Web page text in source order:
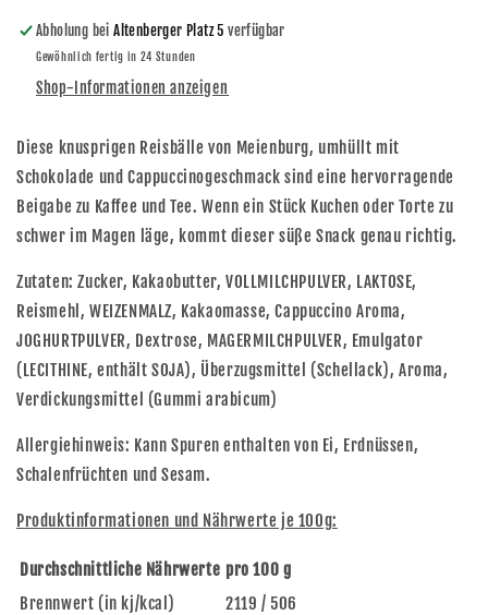
je
125g
je
125g
Abholung beiAltenberger Platz 5 verfügbar
Gewöhnlich fertig in 24 Stunden
Shop-Informationen anzeigen
Diese knusprigen Reisbälle von Meienburg, umhüllt mit
Schokolade und Cappuccinogeschmack sind eine hervorragende
Beigabe zu Kaffee und Tee. Wenn ein Stück Kuchen oder Torte zu
schwer im Magen läge, kommt dieser süße Snack genau richtig.
Zutaten: Zucker, Kakaobutter, VOLLMILCHPULVER, LAKTOSE,
Reismehl, WEIZENMALZ, Kakaomasse, Cappuccino Aroma,
JOGHURTPULVER, Dextrose, MAGERMILCHPULVER, Emulgator
(LECITHINE, enthält SOJA), Überzugsmittel (Schellack), Aroma,
Verdickungsmittel (Gummi arabicum)
Allergiehinweis: Kann Spuren enthalten von Ei, Erdnüssen,
Schalenfrüchten und Sesam.
Produktinformationen und Nährwerte je 100g:
Durchschnittliche Nährwerte pro 100 g
Brennwert (in kj/kcal)
2119 / 506